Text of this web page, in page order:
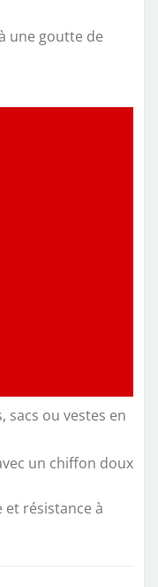
une goutte de
sacs ou vestes en
un chiffon doux
et résistance à